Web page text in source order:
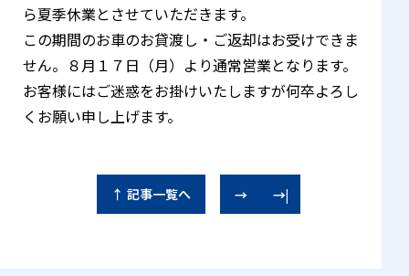
ら夏季休業とさせていただきます。
この期間のお車のお貸渡し・ご返却はお受けできま
せん。８月１７日（月）より通常営業となります。
お客様にはご迷惑をお掛けいたしますが何卒よろし
くお願い申し上げます。
↑ 記事一覧へ → →|